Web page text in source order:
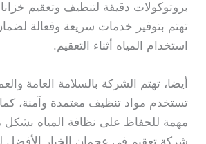
بروتوكولات دقيقة لتنظيف وتعقيم
تهتم بتوفير خدمات سريعة وفعالة
استخدام المياه أثناء التعقيم.
أيضا، تهتم الشركة بالسلامة العامة
تستخدم مواد تنظيف معتمدة وآمنة،
مهمة للحفاظ على نظافة المياه